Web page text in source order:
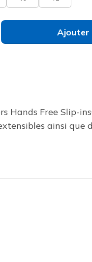
Ajouter
Hands Free Slip-
ainsi que